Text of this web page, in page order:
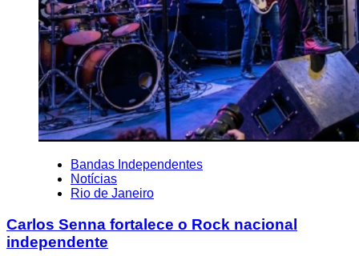
Bandas Independentes
Notícias
Rio de Janeiro
Carlos Senna fortalece o Rock nacional
independente